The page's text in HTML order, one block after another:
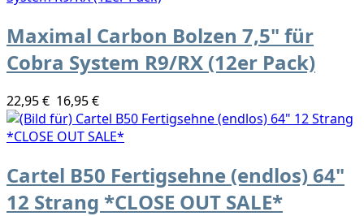
Maximal Carbon Bolzen 7,5" für
Cobra System R9/RX (12er Pack)
22,95 € 16,95 €
Cartel B50 Fertigsehne (endlos) 64"
12 Strang *CLOSE OUT SALE*